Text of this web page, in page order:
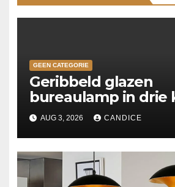
GEEN CATEGORIE
Geribbeld glazen
bureaulamp in drie
AUG 3, 2026 CANDICE